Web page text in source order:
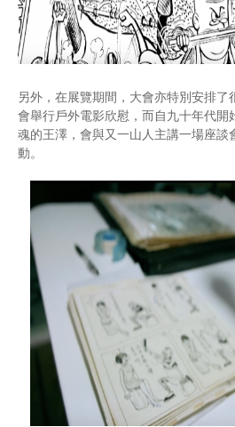
另外，在展覽期間，大會亦特別安排
會舉行戶外電影欣慰，而自九十年代開
魂的王澤，會與又一山人主講一場座談
動。